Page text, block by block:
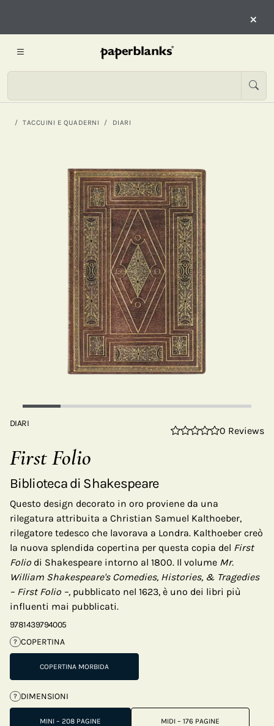
×
TACCUINI E QUADERNI DIARI
DIARI
0 Reviews
First Folio
Biblioteca di Shakespeare
Questo design decorato in oro proviene da una
rilegatura attribuita a Christian Samuel Kalthoeber,
rilegatore tedesco che lavorava a Londra. Kalthoeber creò
la nuova splendida copertina per questa copia del First
Folio di Shakespeare intorno al 1800. Il volume Mr.
William Shakespeare's Comedies, Histories, & Tragedies
– First Folio –, pubblicato nel 1623, è uno dei libri più
influenti mai pubblicati.
9781439794005
? COPERTINA
COPERTINA MORBIDA
? DIMENSIONI
MINI – 208 PAGINE
MIDI – 176 PAGINE